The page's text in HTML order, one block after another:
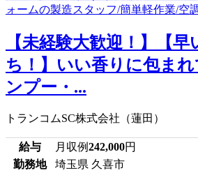
【未経験大歓迎！】【
ち！】いい香りに包ま
ンプー・...
トランコムSC株式会社（蓮田）
給与 月収例242,000円
勤務地
埼玉県 久喜市